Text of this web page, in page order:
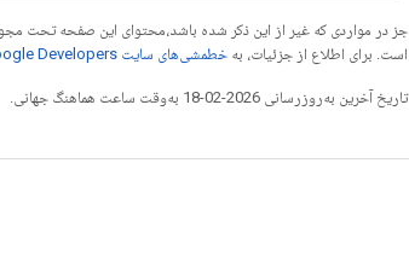
جز در مواردی که غیر از این ذکر شده باشد،‌محتوای این صفحه تحت
است. برای اطلاع از جزئیات، به خطمشی‌های سایت Google Developers‏
تاریخ آخرین به‌روزرسانی 2026-02-18 به‌وقت ساعت هماهنگ جهانی.